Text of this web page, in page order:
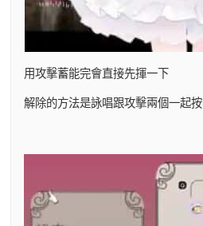
用攻擊蓄能完會直接先揮一下
解除的方法是詠唱跟攻擊兩個一起按